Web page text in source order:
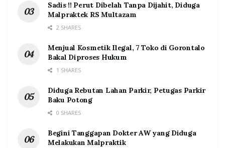
Sadis !! Perut Dibelah Tanpa Dijahit, Diduga
Malpraktek RS Multazam
2 SHARES
Menjual Kosmetik Ilegal, 7 Toko di Gorontalo
Bakal Diproses Hukum
1 SHARES
Diduga Rebutan Lahan Parkir, Petugas Parkir
Baku Potong
0 SHARES
Begini Tanggapan Dokter AW yang Diduga
Melakukan Malpraktik